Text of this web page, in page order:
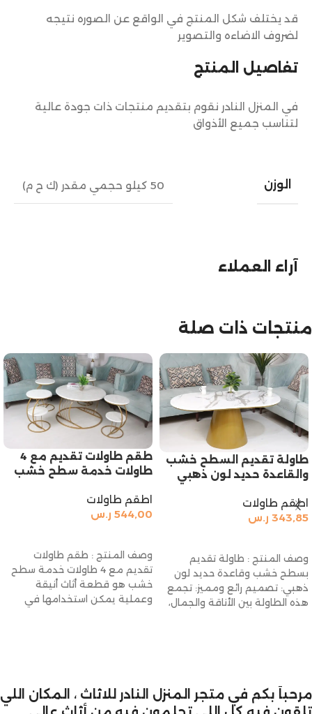
تفاصيل المنتج
في المنزل النادر نقوم بتقديم منتجات ذات جودة عالية
لتناسب جميع الأذواق
الوزن 50 كيلو حجمي مقدر (ك ح م)
قد يختلف شكل المنتج في الواقع عن الصوره نتيجه
لضروف الاضاءه والتصوير
آراء العملاء
منتجات ذات صلة
طاولة تقديم السطح خشب
والقاعدة حديد لون ذهبي
اطقم طاولات
343,85 ر.س
وصف المنتج : طاولة تقديم
بسطح خشب وقاعدة حديد لون
ذهبي: تصميم رائع ومميز: تجمع
هذه الطاولة بين الأناقة والجمال،
طقم طاولات تقديم مع 4
طاولات خدمة سطح خشب
اطقم طاولات
544,00 ر.س
وصف المنتج : طقم طاولات
تقديم مع 4 طاولات خدمة سطح
خشب هو قطعة أثاث أنيقة
وعملية يمكن استخدامها في
مرحباً بكم في متجر المنزل النادر للاثاث ، المكان اللي